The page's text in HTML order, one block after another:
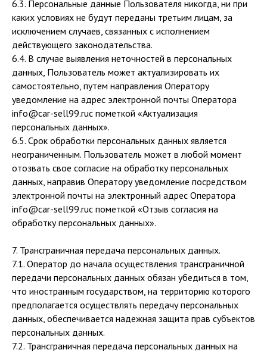
6.3. Персональные данные Пользователя никогда, ни при
каких условиях не будут переданы третьим лицам, за
исключением случаев, связанных с исполнением
действующего законодательства.
6.4. В случае выявления неточностей в персональных
данных, Пользователь может актуализировать их
самостоятельно, путем направления Оператору
уведомление на адрес электронной почты Оператора
info@car-sell99.ruс пометкой «Актуализация
персональных данных».
6.5. Срок обработки персональных данных является
неограниченным. Пользователь может в любой момент
отозвать свое согласие на обработку персональных
данных, направив Оператору уведомление посредством
электронной почты на электронный адрес Оператора
info@car-sell99.ruс пометкой «Отзыв согласия на
обработку персональных данных».
7. Трансграничная передача персональных данных.
7.1. Оператор до начала осуществления трансграничной
передачи персональных данных обязан убедиться в том,
что иностранным государством, на территорию которого
предполагается осуществлять передачу персональных
данных, обеспечивается надежная защита прав субъектов
персональных данных.
7.2. Трансграничная передача персональных данных на